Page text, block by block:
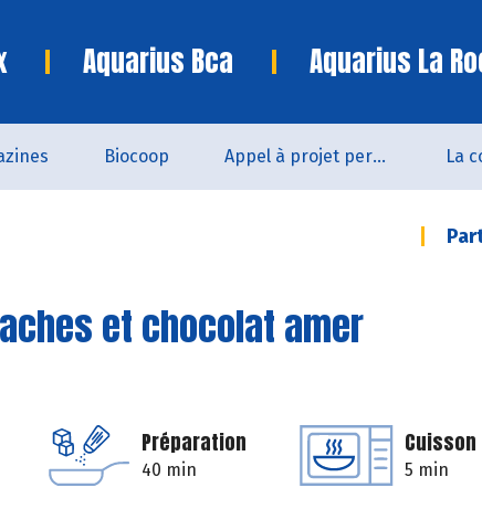
Aquarius Bca Aquarius La
Biocoop Appel à projet permanent La
et chocolat amer
Préparation
40 min
Cuisson
5 min